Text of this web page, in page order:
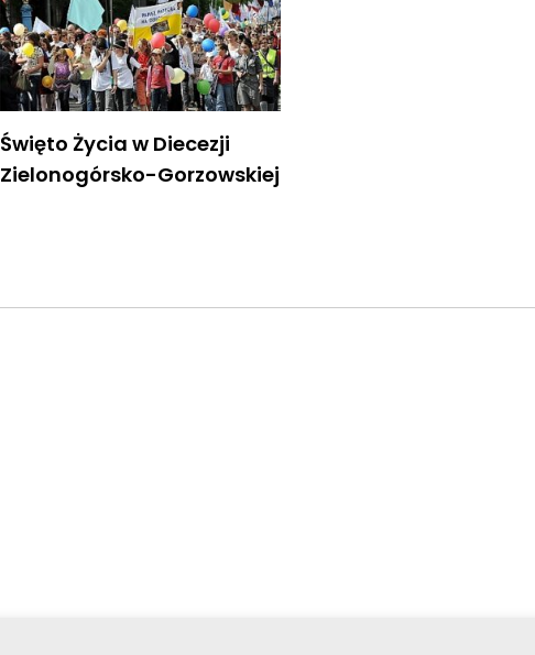
Święto Życia w Diecezji
Zielonogórsko-Gorzowskiej